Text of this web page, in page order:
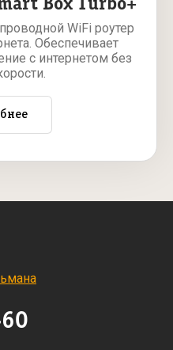
WiFi роутер
Обеспечивает
с интернетом без